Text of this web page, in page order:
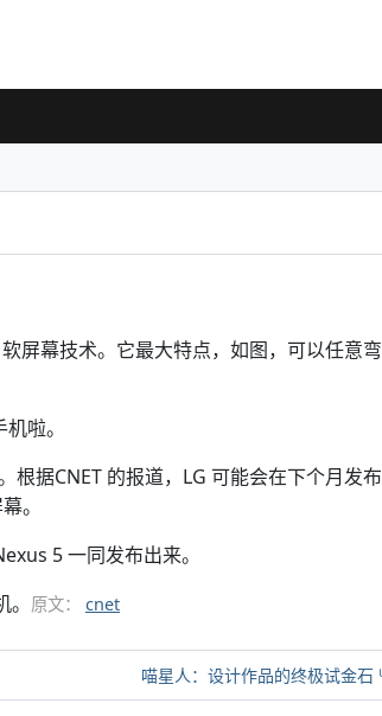
屏幕技术。它最大特点，如图，可以任意弯
啦。
据CNET 的报道，LG 可能会在下个月发布
。
5 一同发布出来。
原文： cnet
喵星人：设计作品的终极试金石